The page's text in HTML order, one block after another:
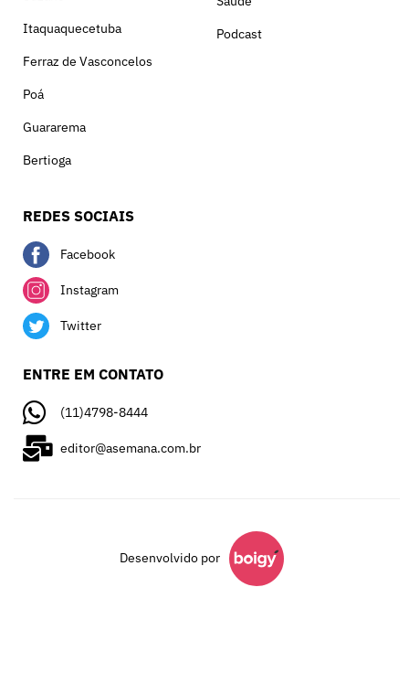
Itaquaquecetuba
Ferraz de Vasconcelos
Poá
Guararema
Bertioga
Podcast
REDES SOCIAIS
Facebook
Instagram
Twitter
ENTRE EM CONTATO
(11)4798-8444
editor@asemana.com.br
Desenvolvido por